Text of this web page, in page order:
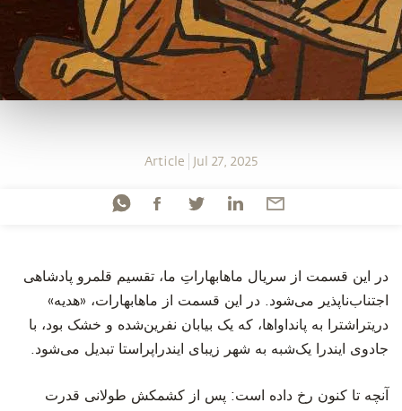
Article Jul 27, 2025
‫در این قسمت از سریال ماهابهاراتِ ما، تقسیم قلمرو پادشاهی
اجتناب‌ناپذیر می‌شود. در این قسمت از ماهابهارات، «هدیه»
دریتراشترا به پانداواها، که یک بیابان نفرین‌شده و خشک بود، با
جادوی ایندرا یک‌شبه به شهر زیبای ایندراپراستا تبدیل می‌شود.
‫آنچه تا کنون رخ داده است: پس از کشمکش طولانی قدرت